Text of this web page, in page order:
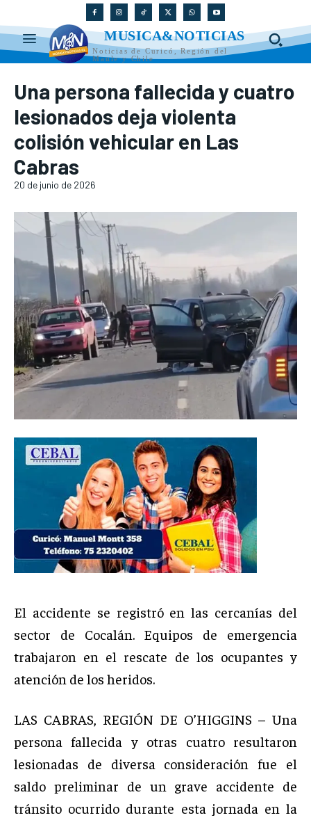
MUSICA&NOTICIAS
Noticias de Curicó, Región del
Maule y Chile
Una persona fallecida y cuatro
lesionados deja violenta
colisión vehicular en Las
Cabras
20 de junio de 2026
El accidente se registró en las cercanías del
sector de Cocalán. Equipos de emergencia
trabajaron en el rescate de los ocupantes y
atención de los heridos.
LAS CABRAS, REGIÓN DE O’HIGGINS – Una
persona fallecida y otras cuatro resultaron
lesionadas de diversa consideración fue el
saldo preliminar de un grave accidente de
tránsito ocurrido durante esta jornada en la